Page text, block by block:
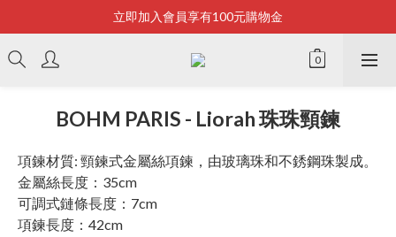
Bonjour~
立即加入會員享有100元購物金
全店滿2500即享免運
BOHM PARIS - Liorah 珠珠頸鍊
項鍊材質: 頸鍊式金屬絲項鍊，由玻璃珠和不銹鋼珠製成。
金屬絲長度：35cm
可調式鏈條長度：7cm
項鍊長度：42cm